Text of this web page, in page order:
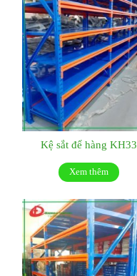
Kệ sắt để hàng KH33
Xem thêm